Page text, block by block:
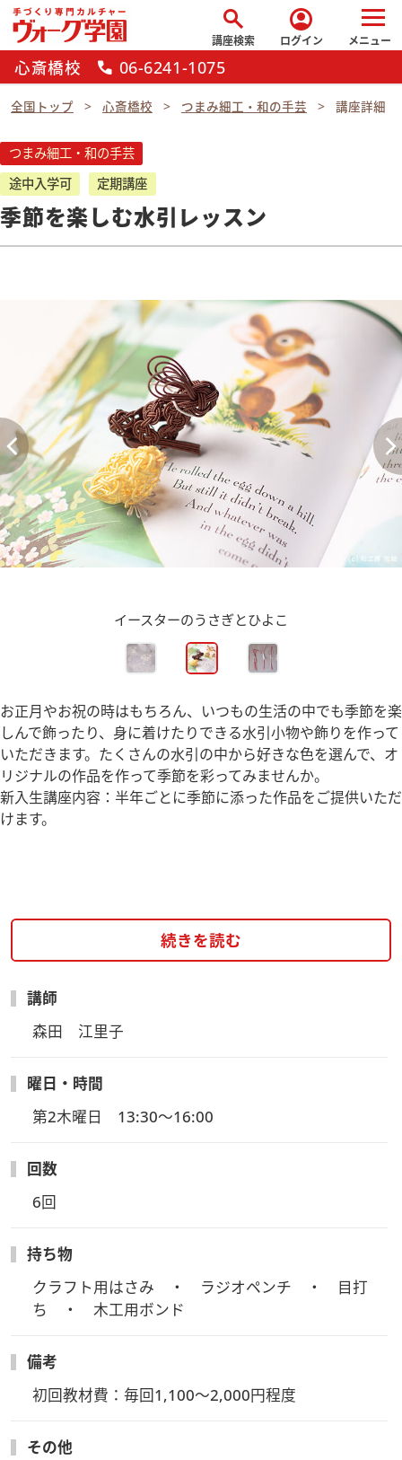
search
講座検索
account_circle
ログイン メニュー
心斎橋校 call 06-6241-1075
全国トップ 心斎橋校 つまみ細工・和の手芸 講座詳細
つまみ細工・和の手芸
途中入学可
定期講座
季節を楽しむ水引レッスン
イースターのうさぎとひよこ
お正月やお祝の時はもちろん、いつもの生活の中でも季節を楽
しんで飾ったり、身に着けたりできる水引小物や飾りを作って
いただきます。たくさんの水引の中から好きな色を選んで、オ
リジナルの作品を作って季節を彩ってみませんか。
新入生講座内容：半年ごとに季節に添った作品をご提供いただ
けます。
続きを読む
講師
森田　江里子
曜日・時間
第2木曜日　13:30～16:00
回数
6回
持ち物
クラフト用はさみ　・　ラジオペンチ　・　目打
ち　・　木工用ボンド
備考
初回教材費：毎回1,100～2,000円程度
その他